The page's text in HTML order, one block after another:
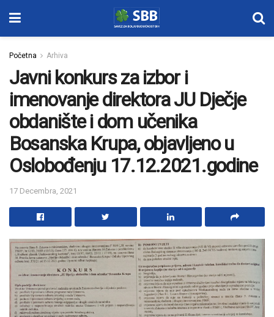
Početna Arhiva
Javni konkurs za izbor i
imenovanje direktora JU Dječje
obdanište i dom učenika
Bosanska Krupa, objavljeno u
Oslobođenju 17.12.2021.godine
17 Decembra, 2021